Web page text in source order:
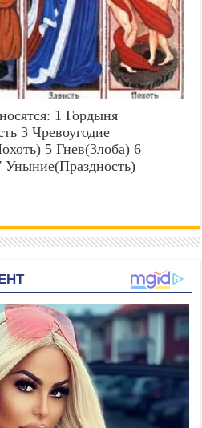
1 Гордыня
3 Чревоугодие
5 Гнев(Злоба) 6
Уныние(Праздность)